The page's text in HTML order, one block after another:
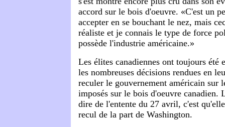
accord sur le bois d'oeuvre. «C'est un
accepter en se bouchant le nez, mais
réaliste et je connais le type de force
possède l'industrie américaine.»
Les élites canadiennes ont toujours été
les nombreuses décisions rendues en
reculer le gouvernement américain sur
imposés sur le bois d'oeuvre canadien.
dire de l'entente du 27 avril, c'est
recul de la part de Washington.